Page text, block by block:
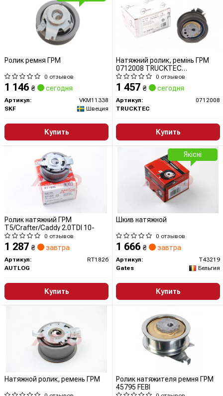
Ролик ремня ГРМ
0 отзывов
1 146 ₴ сегодня
Артикул:
VKM11338
SKF
Швеция
Купить
Натяжний ролик, ремінь ГРМ
0712008 TRUCKTEC
AUTOMOTIVE0 отзывов
1 457 ₴ сегодня
Артикул:
0712008
TRUCKTEC
Купить
Ролик натяжний ГРМ
T5/Crafter/Caddy 2.0TDI 10-
0 отзывов
1 287 ₴ завтра
Артикул:
RT1826
AUTLOG
Купить
Шкив натяжной
0 отзывов
1 666 ₴ завтра
Артикул:
T43219
Gates
Бельгия
Купить
Якісні
Натяжной ролик, ремень ГРМ
Ролик натяжителя ремня ГРМ
45795 FEBI